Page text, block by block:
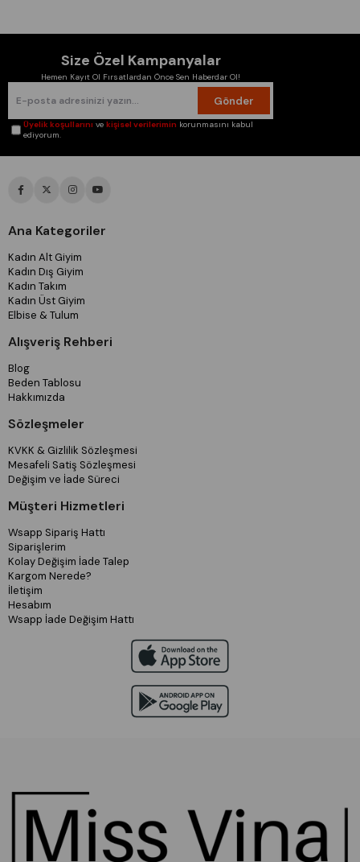
Size Özel Kampanyalar
Hemen Kayıt Ol Fırsatlardan Önce Sen Haberdar Ol!
Gönder
Üyelik koşullarını vekişisel verilerimin korunmasını kabul
ediyorum.
Ana Kategoriler
Kadın Alt Giyim
Kadın Dış Giyim
Kadın Takım
Kadın Üst Giyim
Elbise & Tulum
Alışveriş Rehberi
Blog
Beden Tablosu
Hakkımızda
Sözleşmeler
KVKK & Gizlilik Sözleşmesi
Mesafeli Satiş Sözleşmesi
Değişim ve İade Süreci
Müşteri Hizmetleri
Wsapp Sipariş Hattı
Siparişlerim
Kolay Değişim İade Talep
Kargom Nerede?
İletişim
Hesabım
Wsapp İade Değişim Hattı